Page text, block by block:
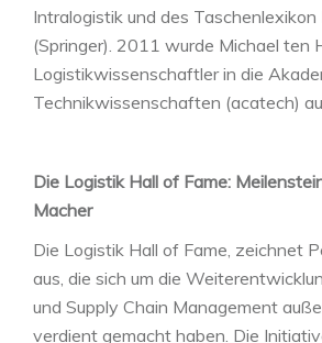
Intralogistik und des Taschenlexikon
(Springer). 2011 wurde Michael ten
Logistikwissenschaftler in die
Technikwissenschaften (acatech)
Die Logistik Hall of Fame:
Macher
Die Logistik Hall of Fame, zeichnet
aus, die sich um die
und Supply Chain Management
verdient gemacht haben. Die